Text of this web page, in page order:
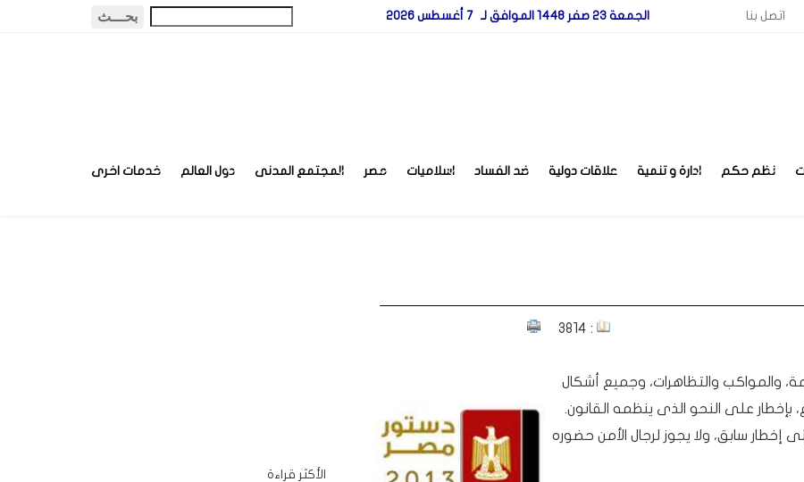
اتصل بنا الجمعة 23 صفر 1448 الموافق لـ 7 أغسطس 2026
نظم حكم ادارة و تنمية علاقات دولية ضد الفساد اسلاميات مصر المجتمع المدنى دول العالم خدمات اخرى
: 3814
والمواكب والتظاهرات، وجميع أشكال
بإخطار على النحو الذى ينظمه القانون.
إخطار سابق، ولا يجوز لرجال الأمن حضوره
الأكثر قراءة